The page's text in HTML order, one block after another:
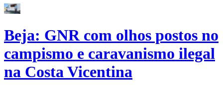
Beja: GNR com olhos postos no
campismo e caravanismo ilegal
na Costa Vicentina